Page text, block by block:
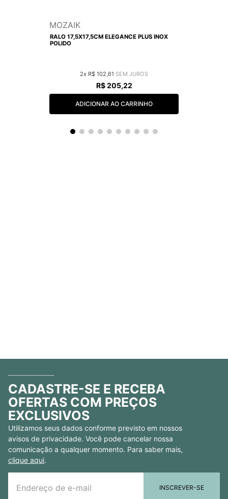
MOZAIK
RALO 17,5X17,5CM ELEGANCE PLUS INOX
POLIDO
2 R$ 102,61
R$ 205,22
ADICIONAR AO CARRINHO
CADASTRE-SE E RECEBA
OFERTAS COM PREÇOS
EXCLUSIVOS
Utilizamos seus dados conforme previsto em nossos
avisos de privacidade. Você pode cancelar nossa
comunicação a qualquer momento. Para saber mais,
clique aqui.
INSCREVER-SE